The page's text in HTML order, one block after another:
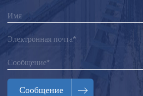
Сообщение